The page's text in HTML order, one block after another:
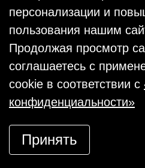
персонализации и
пользования нашим
Продолжая просмотр
соглашаетесь с
cookie в соответствии с
конфиденциальности»
Принять